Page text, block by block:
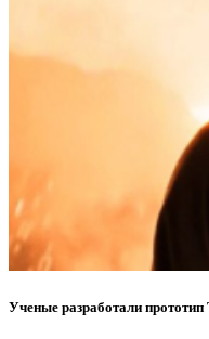
Ученые разработали